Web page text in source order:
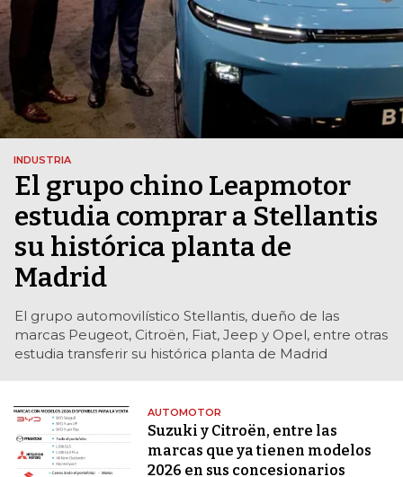
INDUSTRIA
El grupo chino Leapmotor
estudia comprar a Stellantis
su histórica planta de
Madrid
El grupo automovilístico Stellantis, dueño de las
marcas Peugeot, Citroën, Fiat, Jeep y Opel, entre otras
estudia transferir su histórica planta de Madrid
AUTOMOTOR
Suzuki y Citroën, entre las
marcas que ya tienen modelos
2026 en sus concesionarios